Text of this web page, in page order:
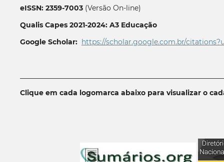
eISSN: 2359-7003(Versão On-line)
Qualis Capes 2021-2024: A3 Educação
Google Scholar: https://scholar.google.com.br/
Clique em cada logomarca abaixo para visualizar o